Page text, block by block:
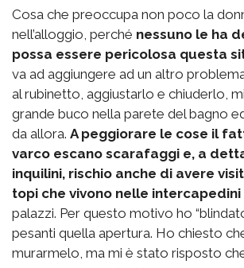
Cosa che preoccupa non poco la
nell’alloggio, perché nessuno le ha
possa essere pericolosa questa
va ad aggiungere ad un altro
al rubinetto, aggiustarlo e chiuderlo,
grande buco nella parete del bagno
da allora. A peggiorare le cose il
varco escano scarafaggi e, a
inquilini, rischio anche di avere
topi che vivono nelle intercapedini
palazzi. Per questo motivo ho
pesanti quella apertura. Ho chiesto
murarmelo, ma mi è stato risposto